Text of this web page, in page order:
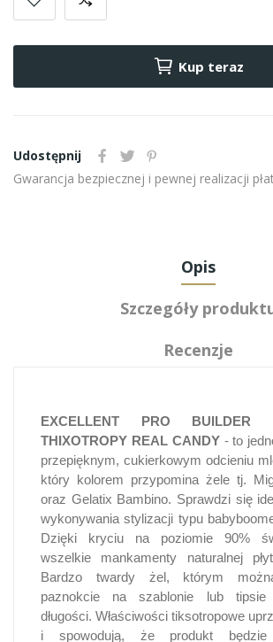
Kup teraz
Udostępnij
Gwarancja bezpiecznej i pewnej realizacji
Opis
Szczegóły
Recenzje
EXCELLENT PRO BUILDER
THIXOTROPY REAL CANDY- to
przepięknym, cukierkowym odcieniu
który kolorem przypomina żele tj.
oraz Gelatix Bambino. Sprawdzi się
wykonywania stylizacji typu
Dzięki kryciu na poziomie 90%
wszelkie mankamenty naturalnej
Bardzo twardy żel, którym
paznokcie na szablonie lub tipsie
długości. Właściwości tiksotropowe
i spowodują, że produkt